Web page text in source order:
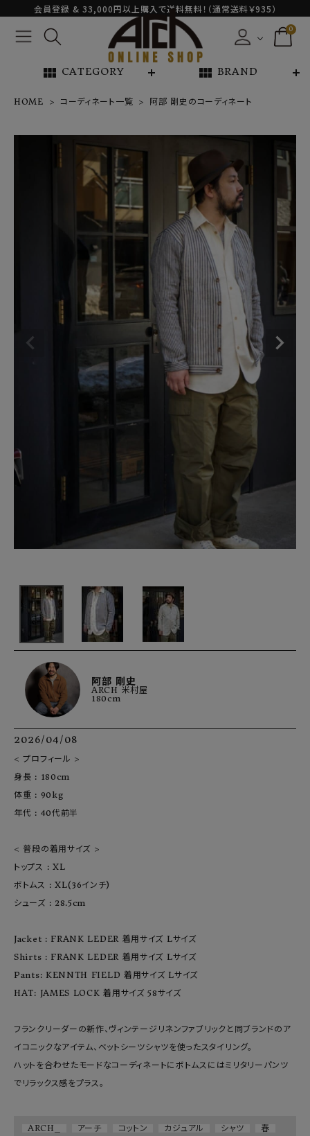
会員登録 & 33,000円以上購入で送料無料！（通常送料￥935）
0
view_module CATEGORY view_module BRAND
NEW ARRIVAL
ARCH EXCLUSIVE
INFORMATION
プライバシーポリシー
お問い合わせ
OFFICIAL WEB SITE
ようこそ ゲスト 様
HOME コーディネート一覧 阿部 剛史のコーディネート
阿部 剛史
ARCH 米村屋
180cm
2026/04/08
< プロフィール >
身長 : 180cm
体重 : 90kg
年代 : 40代前半
< 普段の着用サイズ >
トップス : XL
ボトムス : XL(36インチ)
シューズ : 28.5cm
Jacket : FRANK LEDER 着用サイズ Lサイズ
Shirts : FRANK LEDER 着用サイズ Lサイズ
Pants: KENNTH FIELD 着用サイズ Lサイズ
HAT: JAMES LOCK 着用サイズ 58サイズ
フランクリーダーの新作、ヴィンテージリネンファブリックと同ブランドのア
イコニックなアイテム、ベットシーツシャツを使ったスタイリング。
ハットを合わせたモードなコーディネートにボトムスにはミリタリーパンツ
でリラックス感をプラス。
ARCH_ アーチ コットン カジュアル シャツ
春